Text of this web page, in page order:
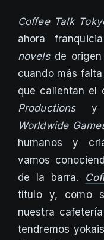
Coffee Talk
ahora
novelsde origen
cuando más
que calientan el
Productionsy
Worldwide
humanos y
vamos
de la barra.
título y, como
nuestra
tendremos